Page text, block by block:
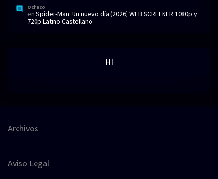
Ochaco
en Spider-Man: Un nuevo día (2026) WEB SCREENER 1080p y
720p Latino Castellano
HI
Archivos
Aviso Legal